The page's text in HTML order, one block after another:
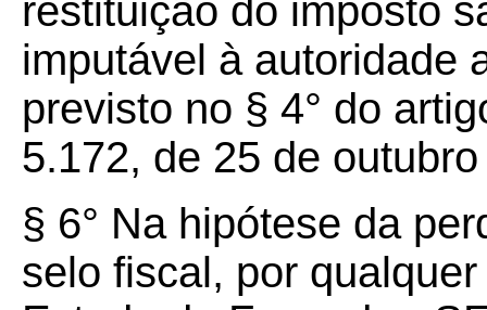
restituição do imposto
imputável à autoridade
previsto no § 4° do
5.172, de 25 de
§ 6° Na hipótese da
selo fiscal, por